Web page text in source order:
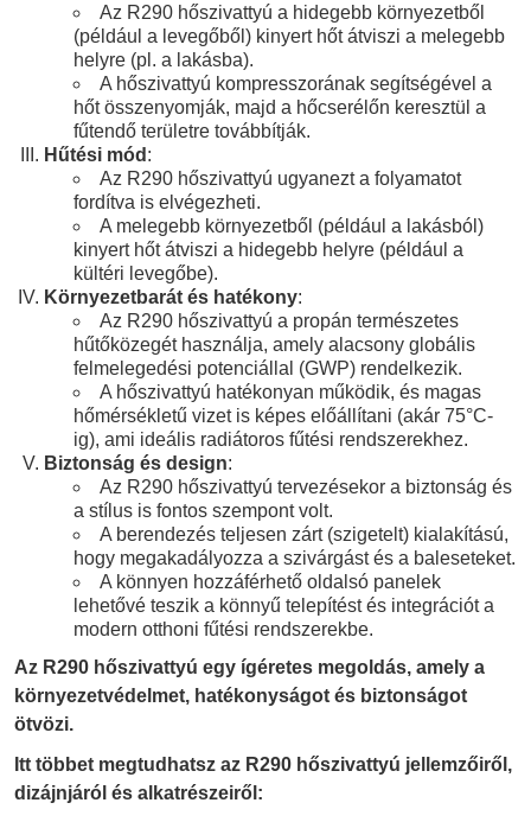
Az R290 hőszivattyú a hidegebb környezetből
(például a levegőből) kinyert hőt átviszi a melegebb
helyre (pl. a lakásba).
A hőszivattyú kompresszorának segítségével a
hőt összenyomják, majd a hőcserélőn keresztül a
fűtendő területre továbbítják.
Hűtési mód :
Az R290 hőszivattyú ugyanezt a folyamatot
fordítva is elvégezheti.
A melegebb környezetből (például a lakásból)
kinyert hőt átviszi a hidegebb helyre (például a
kültéri levegőbe).
Környezetbarát és hatékony:
Az R290 hőszivattyú a propán természetes
hűtőközegét használja, amely alacsony globális
felmelegedési potenciállal (GWP) rendelkezik.
A hőszivattyú hatékonyan működik, és magas
hőmérsékletű vizet is képes előállítani (akár 75°C-
ig), ami ideális radiátoros fűtési rendszerekhez.
Biztonság és design:
Az R290 hőszivattyú tervezésekor a biztonság és
a stílus is fontos szempont volt.
A berendezés teljesen zárt (szigetelt) kialakítású,
hogy megakadályozza a szivárgást és a baleseteket.
A könnyen hozzáférhető oldalsó panelek
lehetővé teszik a könnyű telepítést és integrációt a
modern otthoni fűtési rendszerekbe.
Az R290 hőszivattyú egy ígéretes megoldás, amely a
környezetvédelmet, hatékonyságot és biztonságot
ötvözi.
Itt többet megtudhatsz az R290 hőszivattyú jellemzőiről,
dizájnjáról és alkatrészeiről: